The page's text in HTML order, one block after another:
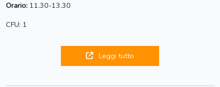
Orario: 11.30-13.30
CFU: 1
Leggi tutto